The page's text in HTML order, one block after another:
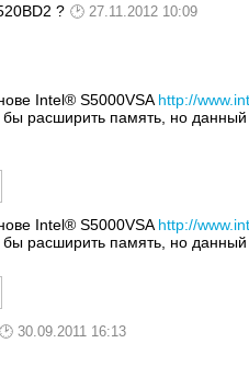
? 27.11.2012 10:09
Intel® S5000VSA http://
расширить память, но
Intel® S5000VSA http://
расширить память, но
30.09.2011 16:13